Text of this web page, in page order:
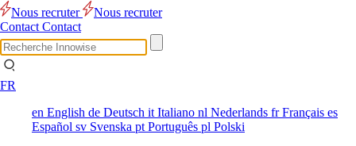
Nous recruter
Nous recruter
Contact Contact
FR
en English de Deutsch it Italiano nl Nederlands frFrançais es
Español sv Svenska pt Português pl Polski